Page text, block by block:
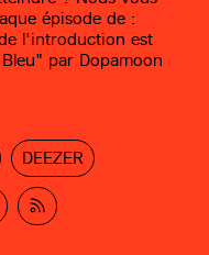
épisode de :
l'introduction est
par Dopamoon
DEEZER